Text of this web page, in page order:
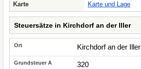
Karte
Karte und Lage
Steuersätze in Kirchdorf an der Iller
Kirchdorf an der Iller
320